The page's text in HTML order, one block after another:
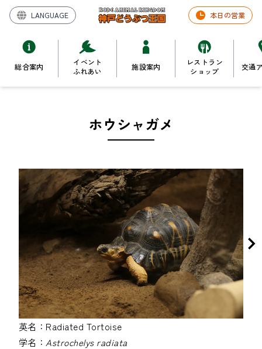
LANGUAGE 本日の営業
総合案内
イベント
ふれあい
施設案内
レストラン
ショップ
交通
ホウシャガメ
英名： Radiated Tortoise
学名： Astrochelys radiata